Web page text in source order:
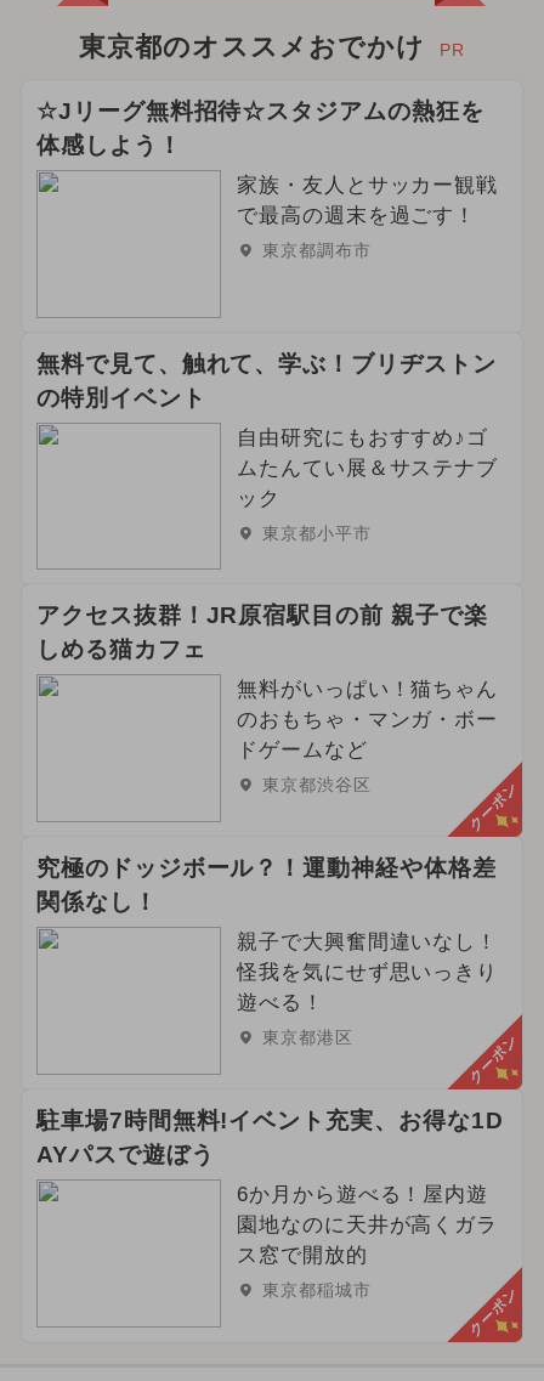
東京都のオススメおでかけ PR
☆Jリーグ無料招待☆スタジアムの熱狂を
体感しよう！
家族・友人とサッカー観戦
で最高の週末を過ごす！
東京都調布市
無料で見て、触れて、学ぶ！ブリヂストン
の特別イベント
自由研究にもおすすめ♪ゴ
ムたんてい展＆サステナブ
ック
東京都小平市
アクセス抜群！JR原宿駅目の前 親子で楽
しめる猫カフェ
無料がいっぱい！猫ちゃん
のおもちゃ・マンガ・ボー
ドゲームなど
東京都渋谷区 クーポン
究極のドッジボール？！運動神経や体格差
関係なし！
親子で大興奮間違いなし！
怪我を気にせず思いっきり
遊べる！
東京都港区 クーポン
駐車場7時間無料!イベント充実、お得な1D
AYパスで遊ぼう
6か月から遊べる！屋内遊
園地なのに天井が高くガラ
ス窓で開放的
東京都稲城市 クーポン